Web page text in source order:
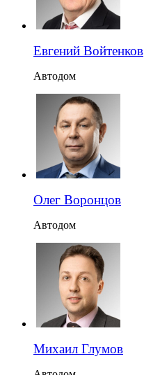
Евгений Войтенков
Автодом
Олег Воронцов
Автодом
Михаил Глумов